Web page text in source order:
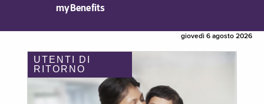
myBenefits
giovedì 6 agosto 2026
UTENTI DI
RITORNO